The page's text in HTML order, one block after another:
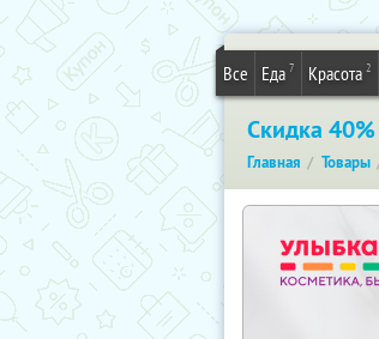
Все Еда 7 Красота 2
Скидка 40%
Главная Товары